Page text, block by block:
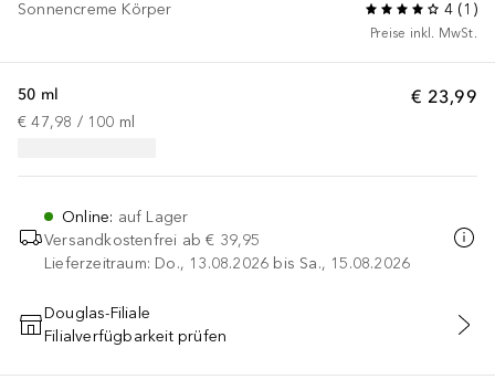
Sonnencreme Körper 4 (1 )
Preise inkl. MwSt.
€ 23,99
50 ml
€ 47,98 / 100 ml
Online: auf Lager
Versandkostenfrei ab € 39,95
Lieferzeitraum: Do., 13.08.2026 bis Sa., 15.08.2026
IN DEN WARENKORB
Douglas-Filiale
Filialverfügbarkeit prüfen